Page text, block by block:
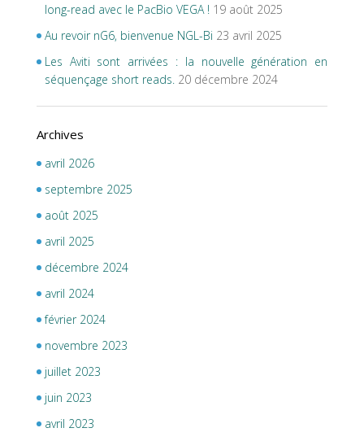
long-read avec le PacBio VEGA ! 19 août 2025
Au revoir nG6, bienvenue NGL-Bi 23 avril 2025
Les Aviti sont arrivées : la nouvelle génération en
séquençage short reads. 20 décembre 2024
Archives
avril 2026
septembre 2025
août 2025
avril 2025
décembre 2024
avril 2024
février 2024
novembre 2023
juillet 2023
juin 2023
avril 2023